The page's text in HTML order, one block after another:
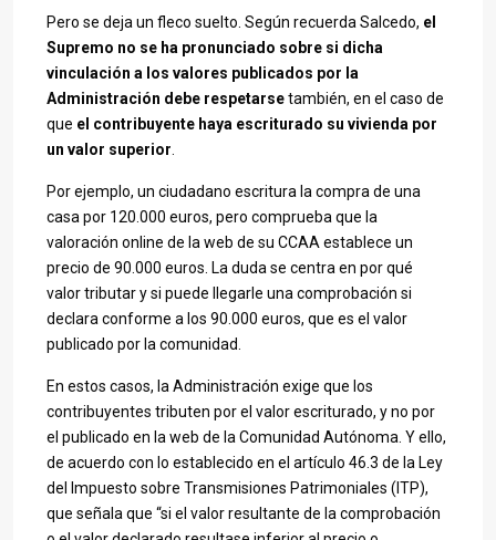
Pero se deja un fleco suelto. Según recuerda Salcedo, el
Supremo no se ha pronunciado sobre si dicha
vinculación a los valores publicados por la
Administración debe respetarsetambién, en el caso de
que el contribuyente haya escriturado su vivienda por
un valor superior
Por ejemplo, un ciudadano escritura la compra de una
casa por 120.000 euros, pero comprueba que la
valoración online de la web de su CCAA establece un
precio de 90.000 euros. La duda se centra en por qué
valor tributar y si puede llegarle una comprobación si
declara conforme a los 90.000 euros, que es el valor
publicado por la comunidad.
En estos casos, la Administración exige que los
contribuyentes tributen por el valor escriturado, y no por
el publicado en la web de la Comunidad Autónoma. Y ello,
de acuerdo con lo establecido en el artículo 46.3 de la Ley
del Impuesto sobre Transmisiones Patrimoniales (ITP),
que señala que “si el valor resultante de la comprobación